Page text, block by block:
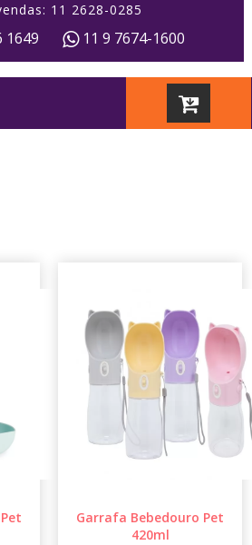
11 2628-0285
1649 11 9 7674-1600
Garrafa Bebedouro Pet
420ml